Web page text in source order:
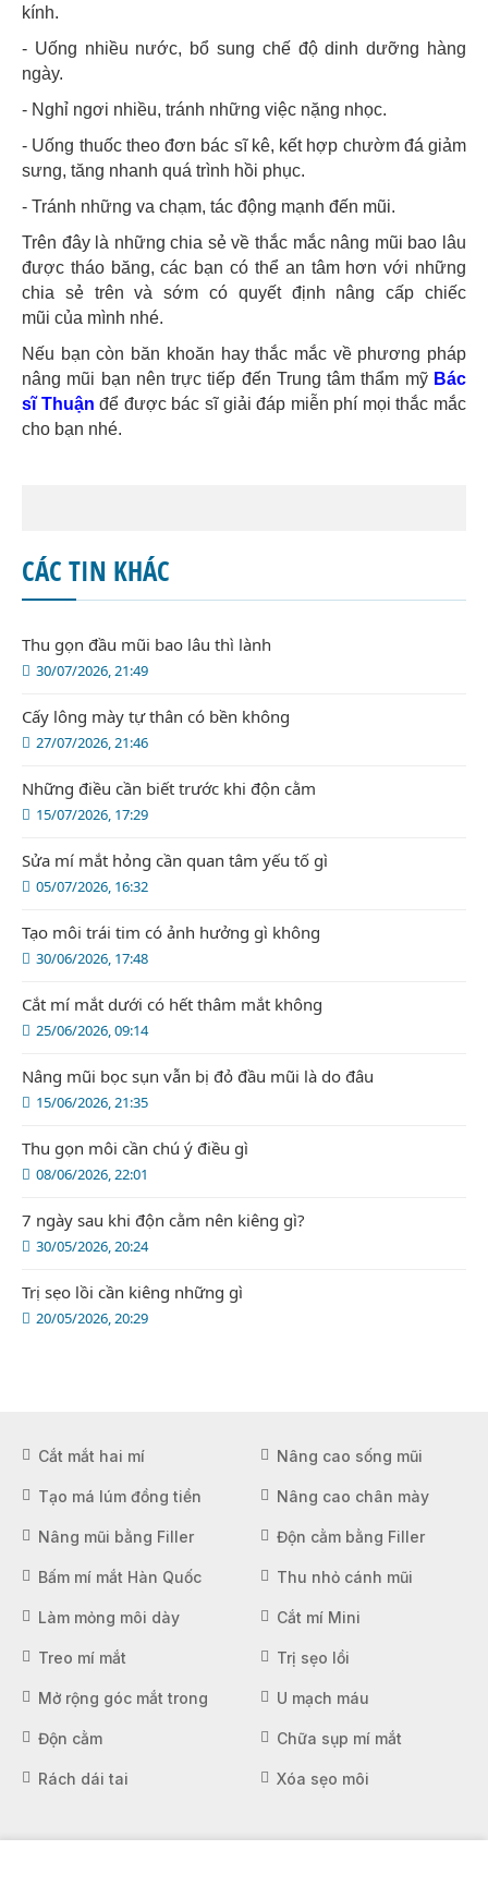
kính.
- Uống nhiều nước, bổ sung chế độ dinh dưỡng hàng
ngày.
- Nghỉ ngơi nhiều, tránh những việc nặng nhọc.
- Uống thuốc theo đơn bác sĩ kê, kết hợp chườm đá giảm
sưng, tăng nhanh quá trình hồi phục.
- Tránh những va chạm, tác động mạnh đến mũi.
Trên đây là những chia sẻ về thắc mắc nâng mũi bao lâu
được tháo băng, các bạn có thể an tâm hơn với những
chia sẻ trên và sớm có quyết định nâng cấp chiếc
mũi của mình nhé.
Nếu bạn còn băn khoăn hay thắc mắc về phương pháp
nâng mũi bạn nên trực tiếp đến Trung tâm thẩm mỹ Bác
sĩ Thuận để được bác sĩ giải đáp miễn phí mọi thắc mắc
cho bạn nhé.
CÁC TIN KHÁC
30/07/2026, 21:49
Thu gọn đầu mũi bao lâu thì lành
27/07/2026, 21:46
Cấy lông mày tự thân có bền không
15/07/2026, 17:29
Những điều cần biết trước khi độn cằm
05/07/2026, 16:32
Sửa mí mắt hỏng cần quan tâm yếu tố gì
30/06/2026, 17:48
Tạo môi trái tim có ảnh hưởng gì không
25/06/2026, 09:14
Cắt mí mắt dưới có hết thâm mắt không
15/06/2026, 21:35
Nâng mũi bọc sụn vẫn bị đỏ đầu mũi là do đâu
08/06/2026, 22:01
Thu gọn môi cần chú ý điều gì
30/05/2026, 20:24
7 ngày sau khi độn cằm nên kiêng gì?
20/05/2026, 20:29
Trị sẹo lồi cần kiêng những gì
Cắt mắt hai mí Nâng cao sống mũi
Tạo má lúm đồng tiền Nâng cao chân mày
Nâng mũi bằng Filler Độn cằm bằng Filler
Bấm mí mắt Hàn Quốc Thu nhỏ cánh mũi
Làm mỏng môi dày Cắt mí Mini
Treo mí mắt Trị sẹo lồi
Mở rộng góc mắt trong U mạch máu
Độn cằm Chữa sụp mí mắt
Rách dái tai Xóa sẹo môi